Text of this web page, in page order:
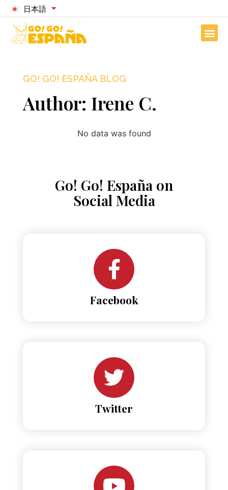
日本語
GO! GO! ESPAÑA BLOG
Author: Irene C.
No data was found
Go! Go! España on
Social Media
Facebook
Twitter